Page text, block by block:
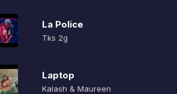
La Police
Tks 2g
Laptop
Kalash & Maureen